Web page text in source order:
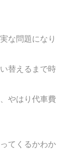
な問題になり
替えるまで時
やはり代車費
てくるかわか